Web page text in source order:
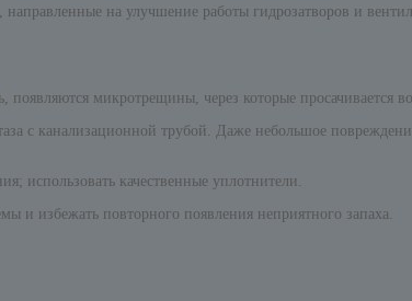
на улучшение работы гидрозатворов и
микротрещины, через которые просачивается
с канализационной трубой. Даже небольшое
использовать качественные уплотнители.
и избежать повторного появления неприятного запаха.